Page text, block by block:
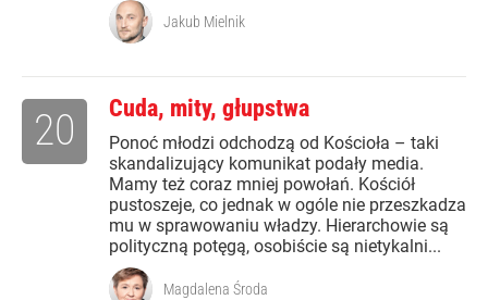
Jakub Mielnik
Cuda, mity, głupstwa
Ponoć młodzi odchodzą od Kościoła – taki
skandalizujący komunikat podały media.
Mamy też coraz mniej powołań. Kościół
pustoszeje, co jednak w ogóle nie przeszkadza
mu w sprawowaniu władzy. Hierarchowie są
polityczną potęgą, osobiście są nietykalni...
20
Magdalena Środa